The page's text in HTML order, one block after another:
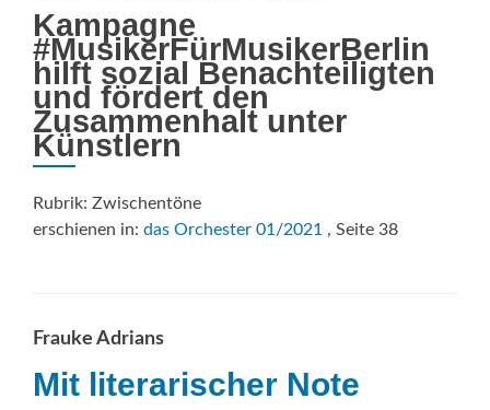
Kampagne
#MusikerFürMusikerBerlin
hilft sozial Benachteiligten
und fördert den
Zusammenhalt unter
Künstlern
Rubrik: Zwischentöne
erschienen in: das Orchester 01/2021 , Seite 38
Frauke Adrians
Mit literarischer Note